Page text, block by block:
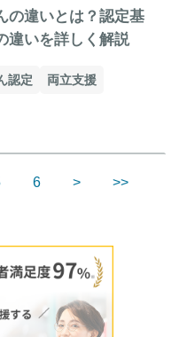
の違いとは？認定基
違いを詳しく解説
認定 両立支援
6 > >>